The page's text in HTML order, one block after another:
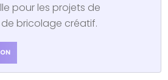
pour les projets de
bricolage créatif.